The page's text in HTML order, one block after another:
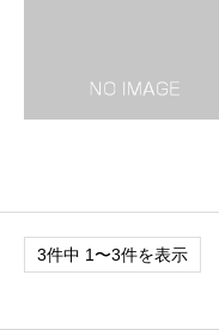
3件中 1〜3件を表示